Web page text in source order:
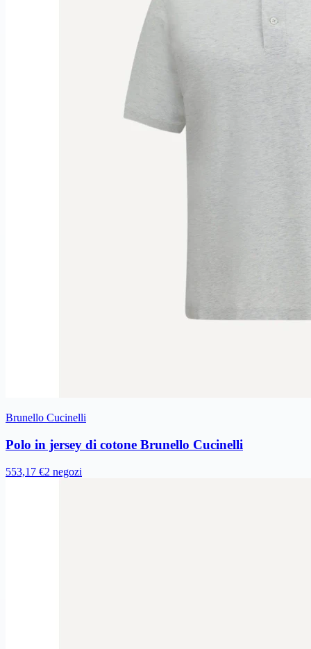
Brunello Cucinelli
Polo in jersey di cotone Brunello Cucinelli
553,17 €2 negozi